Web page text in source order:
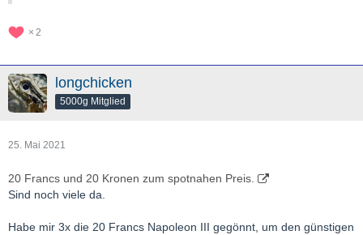
2
longchicken
5000g Mitglied
25. Mai 2021
20 Francs und 20 Kronen zum spotnahen Preis.
Sind noch viele da.
Habe mir 3x die 20 Francs Napoleon III gegönnt, um den günstigen